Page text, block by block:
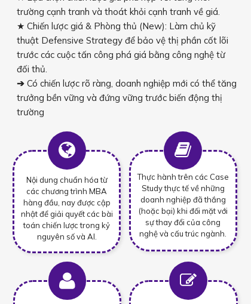
Thực hành trên các Case
Study thực tế về những
doanh nghiệp đã thắng
(hoặc bại) khi đối mặt với
sự thay đổi của công
nghệ và cấu trúc ngành.
Nội dung chuẩn hóa từ
các chương trình MBA
hàng đầu, nay được cập
nhật để giải quyết các bài
toán chiến lược trong kỷ
nguyên số và AI.
trường cạnh tranh và thoát khỏi cạnh tranh về giá.
★ Chiến lược giá & Phòng thủ (New): Làm chủ kỹ
thuật Defensive Strategy để bảo vệ thị phần cốt lõi
trước các cuộc tấn công phá giá bằng công nghệ từ
đối thủ.
➔ Có chiến lược rõ ràng, doanh nghiệp mới có thể tăng
trưởng bền vững và đứng vững trước biến động thị
trường